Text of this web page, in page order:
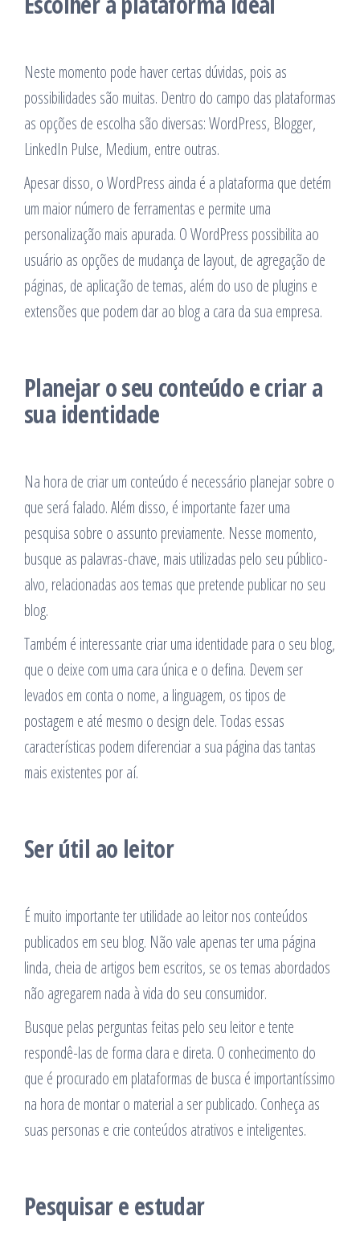
Neste momento pode haver certas dúvidas, pois as
possibilidades são muitas. Dentro do campo das plataformas
as opções de escolha são diversas: WordPress, Blogger,
LinkedIn Pulse, Medium, entre outras.
Apesar disso, o WordPress ainda é a plataforma que detém
um maior número de ferramentas e permite uma
personalização mais apurada. O WordPress possibilita ao
usuário as opções de mudança de layout, de agregação de
páginas, de aplicação de temas, além do uso de plugins e
extensões que podem dar ao blog a cara da sua empresa.
Planejar o seu conteúdo e criar a
sua identidade
Na hora de criar um conteúdo é necessário planejar sobre o
que será falado. Além disso, é importante fazer uma
pesquisa sobre o assunto previamente. Nesse momento,
busque as palavras-chave, mais utilizadas pelo seu público-
alvo, relacionadas aos temas que pretende publicar no seu
blog.
Também é interessante criar uma identidade para o seu blog,
que o deixe com uma cara única e o defina. Devem ser
levados em conta o nome, a linguagem, os tipos de
postagem e até mesmo o design dele. Todas essas
características podem diferenciar a sua página das tantas
mais existentes por aí.
Ser útil ao leitor
É muito importante ter utilidade ao leitor nos conteúdos
publicados em seu blog. Não vale apenas ter uma página
linda, cheia de artigos bem escritos, se os temas abordados
não agregarem nada à vida do seu consumidor.
Busque pelas perguntas feitas pelo seu leitor e tente
respondê-las de forma clara e direta. O conhecimento do
que é procurado em plataformas de busca é importantíssimo
na hora de montar o material a ser publicado. Conheça as
suas personas e crie conteúdos atrativos e inteligentes.
Pesquisar e estudar